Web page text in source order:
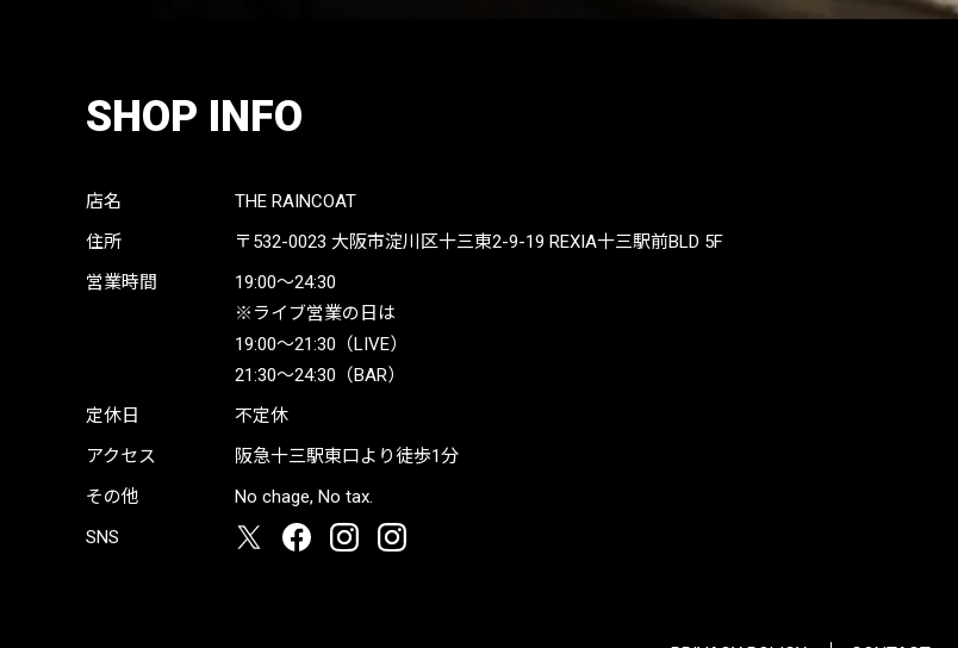
SHOP INFO
店名
THE RAINCOAT
住所
〒532-0023 大阪市淀川区十三東2-9-19 REXIA十三駅前BLD 5F
営業時間
19:00〜24:30
※ライブ営業の日は
19:00〜21:30（LIVE）
21:30〜24:30（BAR）
定休日
不定休
アクセス
阪急十三駅東口より徒歩1分
その他
No chage, No tax.
SNS